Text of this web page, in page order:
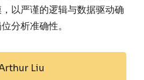
以严谨的逻辑与数据驱动确
分析准确性。
Liu